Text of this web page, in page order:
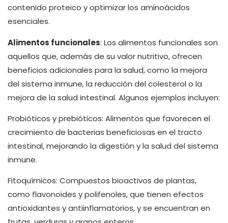
contenido proteico y optimizar los aminoácidos
esenciales.
Alimentos funcionales: Los alimentos funcionales son
aquellos que, además de su valor nutritivo, ofrecen
beneficios adicionales para la salud, como la mejora
del sistema inmune, la reducción del colesterol o la
mejora de la salud intestinal. Algunos ejemplos incluyen:
Probióticos y prebióticos: Alimentos que favorecen el
crecimiento de bacterias beneficiosas en el tracto
intestinal, mejorando la digestión y la salud del sistema
inmune.
Fitoquímicos: Compuestos bioactivos de plantas,
como flavonoides y polifenoles, que tienen efectos
antioxidantes y antiinflamatorios, y se encuentran en